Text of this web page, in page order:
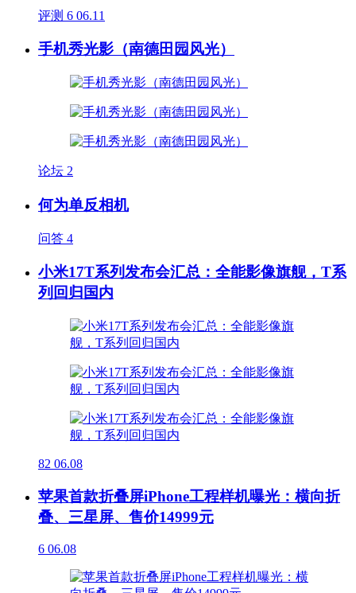
评测 6 06.11
手机秀光影（南德田园风光）
论坛 2
何为单反相机
问答 4
小米17T系列发布会汇总：全能影像旗舰，T系
列回归国内
82 06.08
苹果首款折叠屏iPhone工程样机曝光：横向折
叠、三星屏、售价14999元
6 06.08